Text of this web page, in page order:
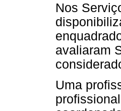
Nos
avaliaram
Uma